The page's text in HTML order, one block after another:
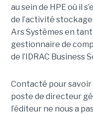
au sein de HPE où il
de l’activité
Ars Systèmes en
gestionnaire de
de l’IDRAC Business
Contacté pour savoir
poste de directeur
l’éditeur ne nous a